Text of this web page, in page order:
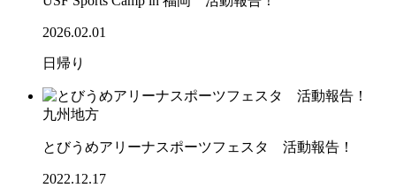
2026.02.01
日帰り
九州地方
とびうめアリーナスポーツフェスタ 活動報告！
2022.12.17